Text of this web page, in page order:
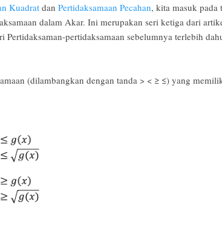
Kuadratdan Pertidaksamaan Pecahan, kita masuk
dalam Akar. Ini merupakan seri ketiga dari
pertidaksamaan sebelumnya terlebih
(dilambangkan dengan tanda > < ≥ ≤) yang